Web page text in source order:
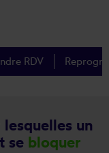
RDV
un
se bloquer